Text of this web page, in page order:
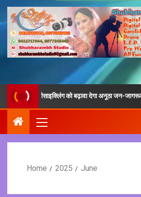
को बढ़ावा देगा अनूठा जन-जागरूकता अभियान
Home 2025 June